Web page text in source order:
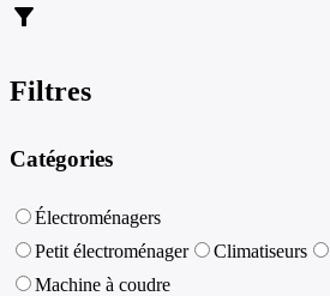
filter_alt
Filtres
Catégories
Électroménagers
Petit électroménager
Climatiseurs
Machine à coudre